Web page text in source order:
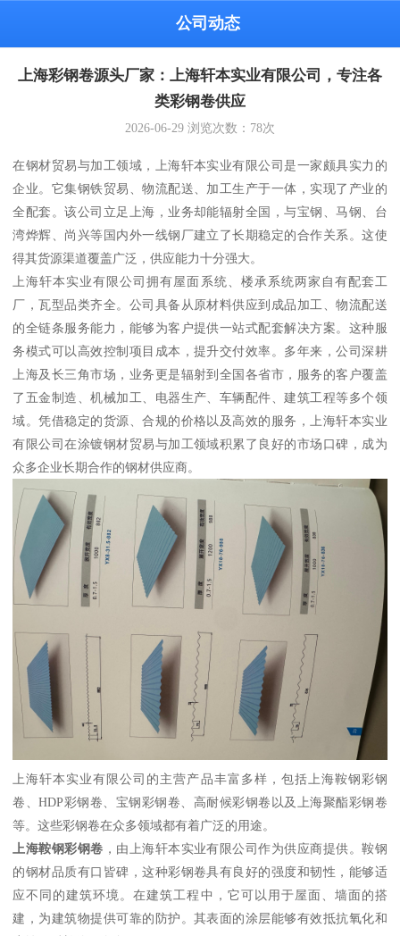
公司动态
上海彩钢卷源头厂家：上海轩本实业有限公司，专注各
类彩钢卷供应
2026-06-29 浏览次数： 78次
在钢材贸易与加工领域，上海轩本实业有限公司是一家颇具实力的
企业。它集钢铁贸易、物流配送、加工生产于一体，实现了产业的
全配套。该公司立足上海，业务却能辐射全国，与宝钢、马钢、台
湾烨辉、尚兴等国内外一线钢厂建立了长期稳定的合作关系。这使
得其货源渠道覆盖广泛，供应能力十分强大。
上海轩本实业有限公司拥有屋面系统、楼承系统两家自有配套工
厂，瓦型品类齐全。公司具备从原材料供应到成品加工、物流配送
的全链条服务能力，能够为客户提供一站式配套解决方案。这种服
务模式可以高效控制项目成本，提升交付效率。多年来，公司深耕
上海及长三角市场，业务更是辐射到全国各省市，服务的客户覆盖
了五金制造、机械加工、电器生产、车辆配件、建筑工程等多个领
域。凭借稳定的货源、合规的价格以及高效的服务，上海轩本实业
有限公司在涂镀钢材贸易与加工领域积累了良好的市场口碑，成为
众多企业长期合作的钢材供应商。
上海轩本实业有限公司的主营产品丰富多样，包括上海鞍钢彩钢
卷、HDP彩钢卷、宝钢彩钢卷、高耐候彩钢卷以及上海聚酯彩钢卷
等。这些彩钢卷在众多领域都有着广泛的用途。
上海鞍钢彩钢卷 ，由上海轩本实业有限公司作为供应商提供。鞍钢
的钢材品质有口皆碑，这种彩钢卷具有良好的强度和韧性，能够适
应不同的建筑环境。在建筑工程中，它可以用于屋面、墙面的搭
建，为建筑物提供可靠的防护。其表面的涂层能够有效抵抗氧化和